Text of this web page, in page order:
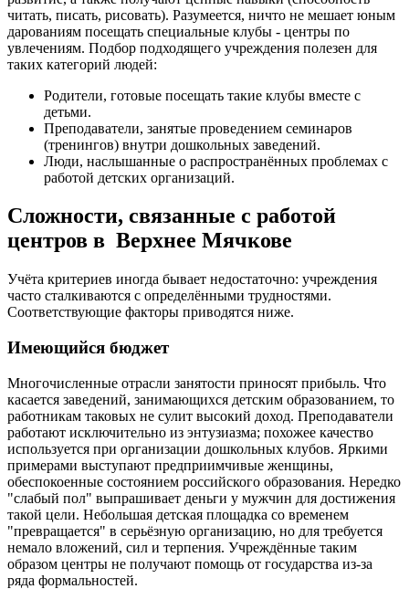
читать, писать, рисовать). Разумеется, ничто не мешает юным
дарованиям посещать специальные клубы - центры по
увлечениям. Подбор подходящего учреждения полезен для
таких категорий людей:
Родители, готовые посещать такие клубы вместе с
детьми.
Преподаватели, занятые проведением семинаров
(тренингов) внутри дошкольных заведений.
Люди, наслышанные о распространённых проблемах с
работой детских организаций.
Сложности, связанные с работой
центров в Верхнее Мячкове
Учёта критериев иногда бывает недостаточно: учреждения
часто сталкиваются с определёнными трудностями.
Соответствующие факторы приводятся ниже.
Имеющийся бюджет
Многочисленные отрасли занятости приносят прибыль. Что
касается заведений, занимающихся детским образованием, то
работникам таковых не сулит высокий доход. Преподаватели
работают исключительно из энтузиазма; похожее качество
используется при организации дошкольных клубов. Яркими
примерами выступают предприимчивые женщины,
обеспокоенные состоянием российского образования. Нередко
"слабый пол" выпрашивает деньги у мужчин для достижения
такой цели. Небольшая детская площадка со временем
"превращается" в серьёзную организацию, но для требуется
немало вложений, сил и терпения. Учреждённые таким
образом центры не получают помощь от государства из-за
ряда формальностей.